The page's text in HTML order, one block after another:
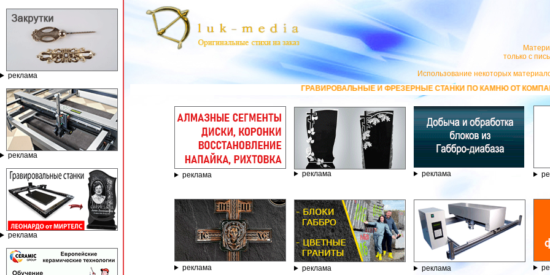
реклама
реклама
реклама
только с
Использование некоторых
ГРАВИРОВАЛЬНЫЕ И ФРЕЗЕРНЫЕ СТАНКИ ПО КАМНЮ ОТ КОМПАНИИ ГРАВЁР -
реклама реклама реклама
реклама реклама реклама